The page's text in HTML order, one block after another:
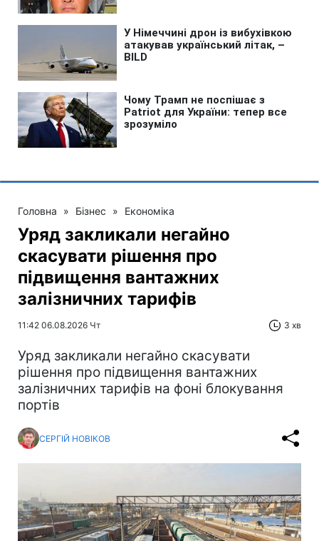
Головна » Бізнес » Економіка
Уряд закликали негайно
скасувати рішення про
підвищення вантажних
залізничних тарифів
11:42 06.08.2026 Чт 3 хв
Уряд закликали негайно скасувати
рішення про підвищення вантажних
залізничних тарифів на фоні блокування
портів
СЕРГІЙ НОВІКОВ